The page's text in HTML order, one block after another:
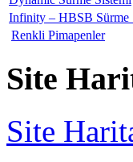
Infinity – HBSB Sürme
Renkli Pimapenler
Site
Site